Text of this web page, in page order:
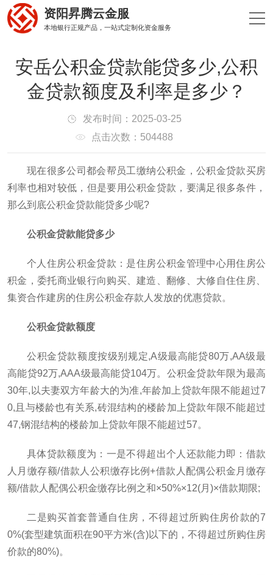
资阳昇腾云金服
本地银行正规产品，一站式定制化资金服务
安岳公积金贷款能贷多少,公积
金贷款额度及利率是多少？
发布时间：2025-03-25
点击次数：504488
现在很多公司都会帮员工缴纳公积金，公积金贷款买房
利率也相对较低，但是要用公积金贷款，要满足很多条件，
那么到底公积金贷款能贷多少呢?
公积金贷款能贷多少
个人住房公积金贷款：是住房公积金管理中心用住房公
积金，委托商业银行向购买、建造、翻修、大修自住住房、
集资合作建房的住房公积金存款人发放的优惠贷款。
公积金贷款额度
公积金贷款额度按级别规定,A级最高能贷80万,AA级最
高能贷92万,AAA级最高能贷104万。公积金贷款年限为最高
30年,以夫妻双方年龄大的为准,年龄加上贷款年限不能超过7
0,且与楼龄也有关系,砖混结构的楼龄加上贷款年限不能超过
47,钢混结构的楼龄加上贷款年限不能超过57。
具体贷款额度为：一是不得超出个人还款能力即：借款
人月缴存额/借款人公积缴存比例+借款人配偶公积金月缴存
额/借款人配偶公积金缴存比例之和×50%×12(月)×借款期限;
二是购买首套普通自住房，不得超过所购住房价款的7
0%(套型建筑面积在90平方米(含)以下的，不得超过所购住房
价款的80%)。